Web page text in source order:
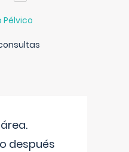
Pélvico
después